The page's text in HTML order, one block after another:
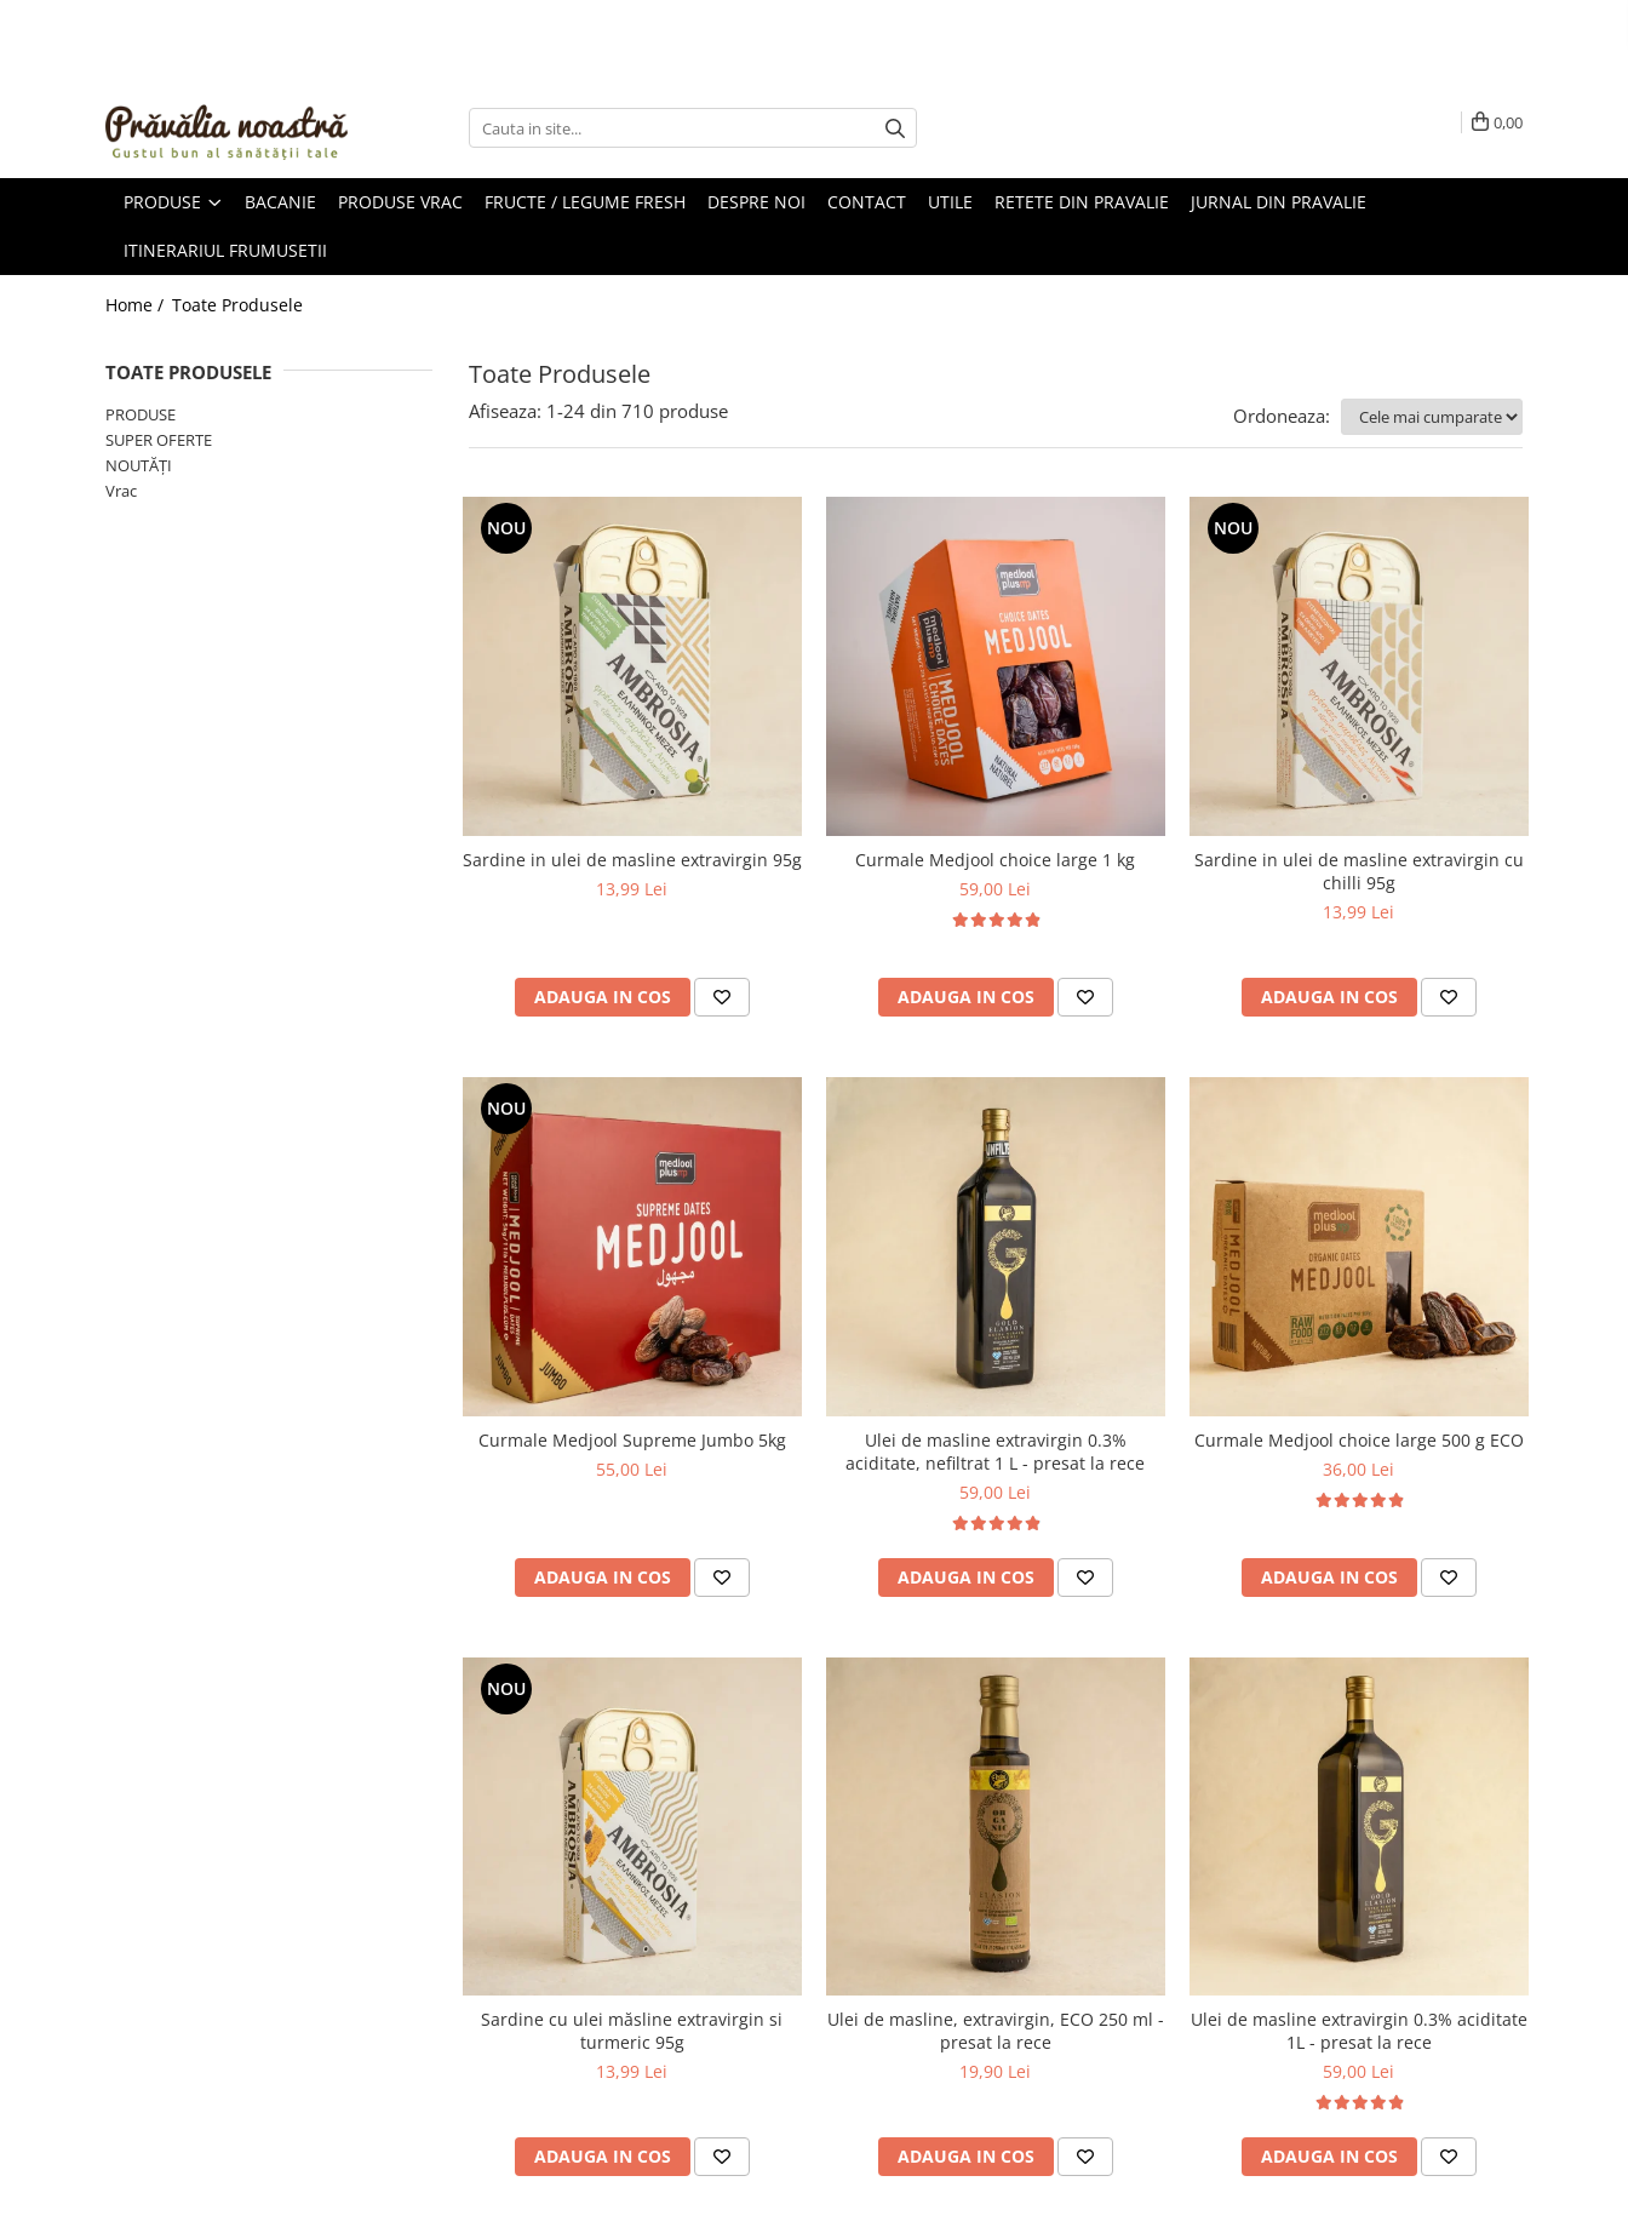
ULEIURI ȘI UNTURI
FRUCTE DESHIDRATATE
FRUCTE LA CONSERVĂ
FĂINĂ FĂRĂ GLUTEN
BĂUTURI / LAPTE VEGETAL
0,00
PRODUSE BACANIE PRODUSE VRAC FRUCTE / LEGUME FRESH DESPRE NOI CONTACT UTILE RETETE DIN PRAVALIE JURNAL DIN PRAVALIE
ITINERARIUL FRUMUSETII
Home / Toate Produsele
Toate Produsele
TOATE PRODUSELE
PRODUSE
SUPER OFERTE
NOUTĂȚI
Vrac
Afiseaza: 1-24 din 710 produse Ordoneaza:
NOU
Sardine in ulei de masline extravirgin 95g
13,99 Lei
ADAUGA IN COS
Curmale Medjool choice large 1 kg
59,00 Lei
ADAUGA IN COS
NOU
Sardine in ulei de masline extravirgin cu
chilli 95g
13,99 Lei
ADAUGA IN COS
NOU
Curmale Medjool Supreme Jumbo 5kg
55,00 Lei
ADAUGA IN COS
Ulei de masline extravirgin 0.3%
aciditate, nefiltrat 1 L - presat la rece
59,00 Lei
ADAUGA IN COS
Curmale Medjool choice large 500 g ECO
36,00 Lei
ADAUGA IN COS
NOU
Sardine cu ulei măsline extravirgin si
turmeric 95g
13,99 Lei
ADAUGA IN COS
Ulei de masline, extravirgin, ECO 250 ml -
presat la rece
19,90 Lei
ADAUGA IN COS
Ulei de masline extravirgin 0.3% aciditate
1L - presat la rece
59,00 Lei
ADAUGA IN COS